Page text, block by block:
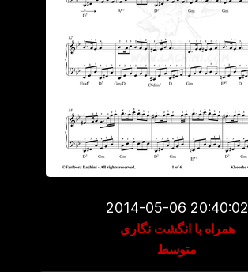
2014-05-06 20:40:02
همراه با انگشت نگاری
متوسط